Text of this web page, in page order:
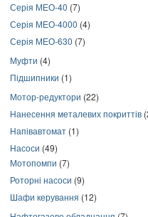
Серія МЕО-40 (7)
Серія МЕО-4000 (4)
Серія МЕО-630 (7)
Муфти (4)
Підшипники (1)
Мотор-редуктори (22)
Нанесення металевих покриттів
Напівавтомат (1)
Насоси (49)
Мотопомпи (7)
Роторні насоси (9)
Шафи керування (12)